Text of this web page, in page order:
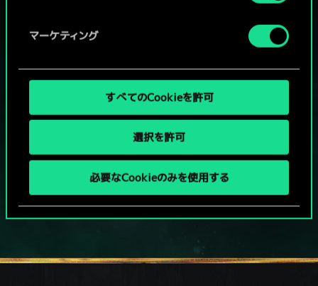
マーケティング
すべてのCookieを許可
選択を許可
必要なCookieのみを使用する
グウェントでひと勝負といかない
PCで無料プレイ！
本作はアイテム課金型の基本無料ゲームです
その他対応機種：